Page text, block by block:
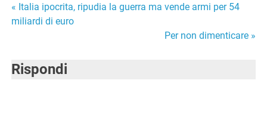
Navigazione
« Italia ipocrita, ripudia la guerra ma vende armi per 54
miliardi di euro
Per non dimenticare »
Rispondi